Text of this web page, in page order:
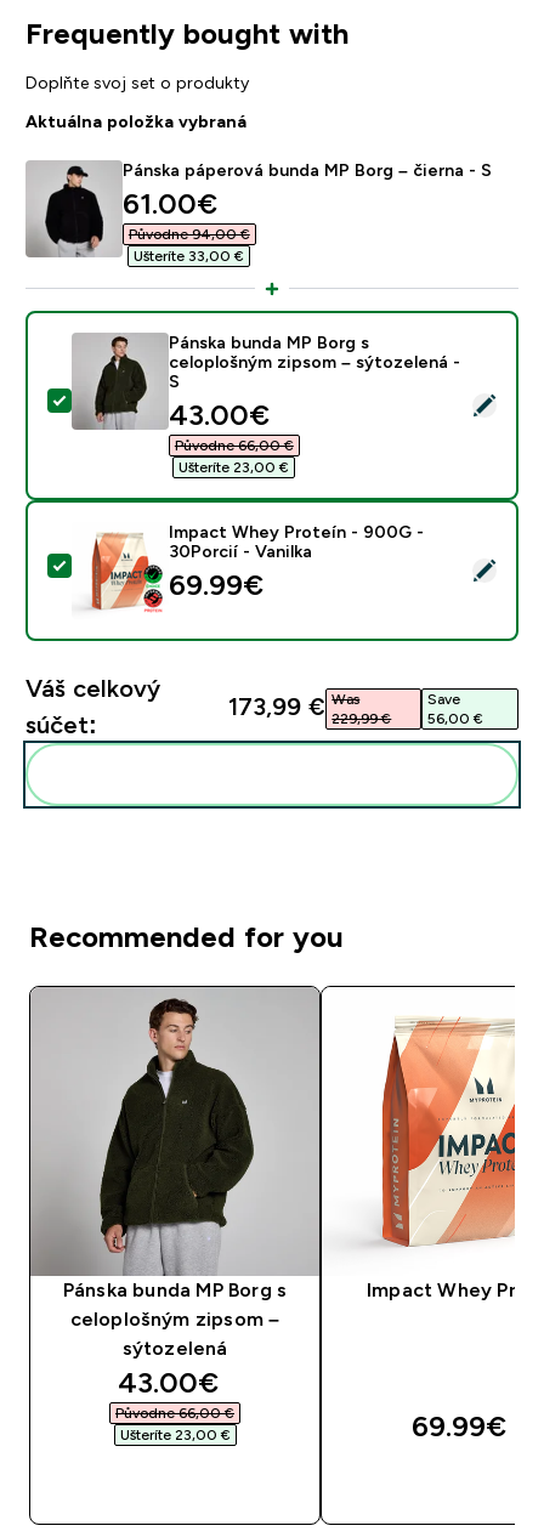
Frequently bought with
Doplňte svoj set o produkty
Aktuálna položka vybraná
Pánska páperová bunda MP Borg – čierna - S
discounted price
61.00€‎
Původne 94,00 €‎
Ušteríte 33,00 €‎
Vybrať tento produkt - Pánska bunda MP Borg s
Pánska bunda MP Borg s
celoplošným zipsom – sýtozelená -
S
discounted price
43.00€‎
Původne 66,00 €‎
Ušteríte 23,00 €‎
Vybrať tento produkt - Impact Whey Proteín - 900G
Impact Whey Proteín - 900G -
30Porcií - Vanilka
69.99€‎
Váš celkový
súčet:
173,99 €‎ Was
229,99 €‎
Save
56,00 €‎
Recommended for you
Pánska bunda MP Borg s
celoplošným zipsom –
sýtozelená
discounted price
43.00€‎
Původne 66,00 €‎
Ušteríte 23,00 €‎
Impact Whey
69.99€‎